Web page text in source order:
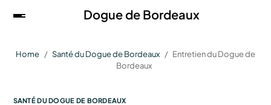
Dogue de Bordeaux
Home Santé du Dogue de Bordeaux
Entretien du Dogue de
Bordeaux
SANTÉ DU DOGUE DE BORDEAUX